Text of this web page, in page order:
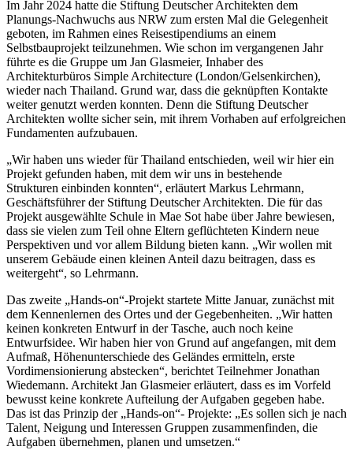
Im Jahr 2024 hatte die Stiftung Deutscher Architekten dem
Planungs-Nachwuchs aus NRW zum ersten Mal die Gelegenheit
geboten, im Rahmen eines Reisestipendiums an einem
Selbstbauprojekt teilzunehmen. Wie schon im vergangenen Jahr
führte es die Gruppe um Jan Glasmeier, Inhaber des
Architekturbüros Simple Architecture (London/Gelsenkirchen),
wieder nach Thailand. Grund war, dass die geknüpften Kontakte
weiter genutzt werden konnten. Denn die Stiftung Deutscher
Architekten wollte sicher sein, mit ihrem Vorhaben auf erfolgreichen
Fundamenten aufzubauen.
„Wir haben uns wieder für Thailand entschieden, weil wir hier ein
Projekt gefunden haben, mit dem wir uns in bestehende
Strukturen einbinden konnten“, erläutert Markus Lehrmann,
Geschäftsführer der Stiftung Deutscher Architekten. Die für das
Projekt ausgewählte Schule in Mae Sot habe über Jahre bewiesen,
dass sie vielen zum Teil ohne Eltern geflüchteten Kindern neue
Perspektiven und vor allem Bildung bieten kann. „Wir wollen mit
unserem Gebäude einen kleinen Anteil dazu beitragen, dass es
weitergeht“, so Lehrmann.
Das zweite „Hands-on“-Projekt startete Mitte Januar, zunächst mit
dem Kennenlernen des Ortes und der Gegebenheiten. „Wir hatten
keinen konkreten Entwurf in der Tasche, auch noch keine
Entwurfsidee. Wir haben hier von Grund auf angefangen, mit dem
Aufmaß, Höhenunterschiede des Geländes ermitteln, erste
Vordimensionierung abstecken“, berichtet Teilnehmer Jonathan
Wiedemann. Architekt Jan Glasmeier erläutert, dass es im Vorfeld
bewusst keine konkrete Aufteilung der Aufgaben gegeben habe.
Das ist das Prinzip der „Hands-on“- Projekte: „Es sollen sich je nach
Talent, Neigung und Interessen Gruppen zusammenfinden, die
Aufgaben übernehmen, planen und umsetzen.“